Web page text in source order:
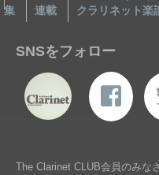
集
連載 クラリネット楽
SNSをフォロー
The Clarinet CLUB会員のみな